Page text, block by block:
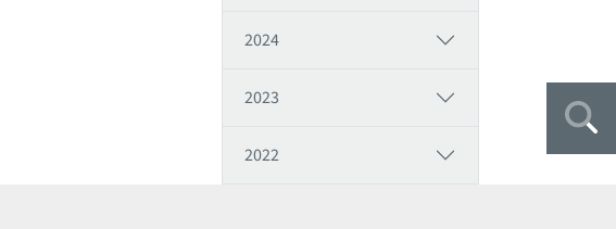
2024
2023
2022